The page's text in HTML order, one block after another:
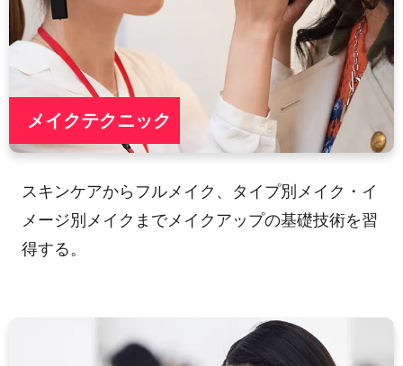
メイクテクニック
スキンケアからフルメイク、タイプ別メイク・イ
メージ別メイクまでメイクアップの基礎技術を習
得する。